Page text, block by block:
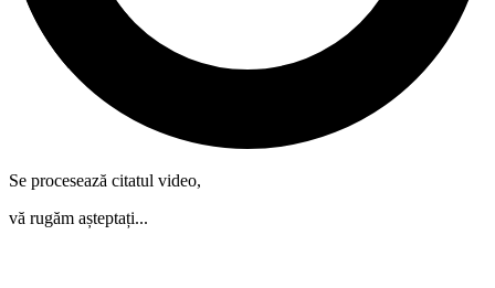
Se procesează citatul video,
vă rugăm așteptați...